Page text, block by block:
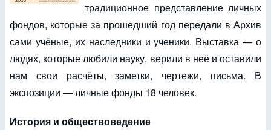
традиционное представление личных
фондов, которые за прошедший год передали в Архив
сами учёные, их наследники и ученики. Выставка — о
людях, которые любили науку, верили в неё и оставили
нам свои расчёты, заметки, чертежи, письма. В
экспозиции — личные фонды 18 человек.
История и обществоведение